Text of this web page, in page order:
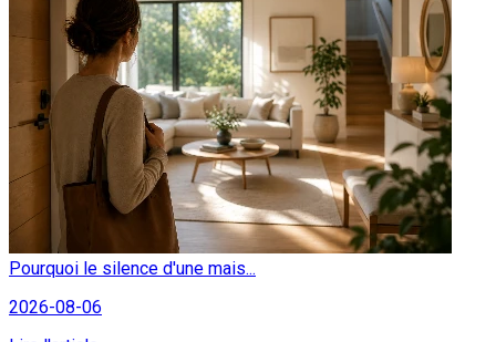
Pourquoi le silence d'une mais...
2026-08-06